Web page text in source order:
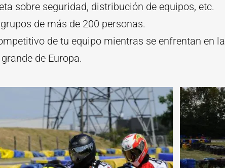
sobre seguridad, distribución de equipos, etc.
de más de 200 personas.
de tu equipo mientras se enfrentan en la
de Europa.